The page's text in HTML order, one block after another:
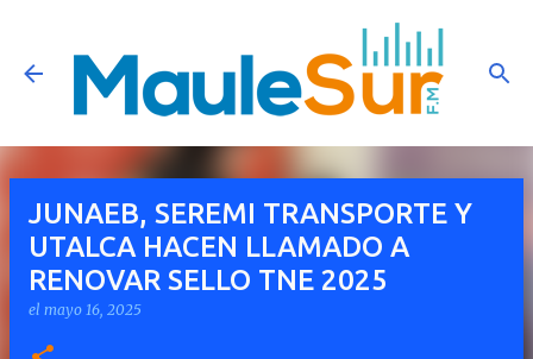
Ir al contenido principal
JUNAEB, SEREMI TRANSPORTE Y
UTALCA HACEN LLAMADO A
RENOVAR SELLO TNE 2025
el mayo 16, 2025